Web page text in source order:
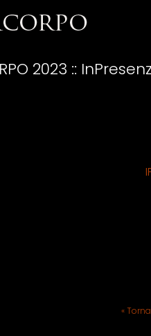
2023 ::
«